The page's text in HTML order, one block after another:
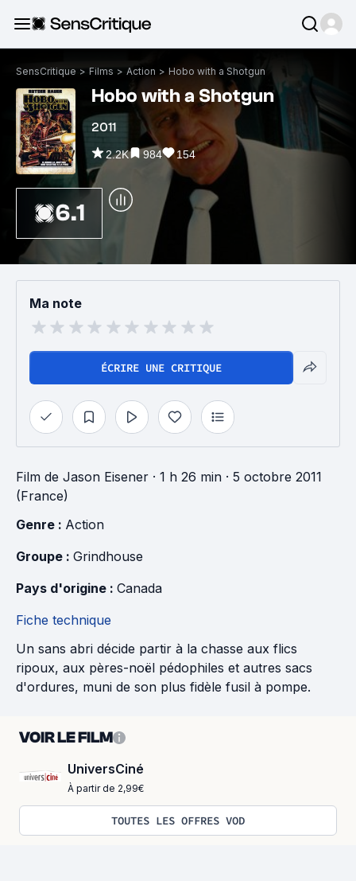
SensCritique > Films > Action > Hobo with a Shotgun
Hobo with a Shotgun
2011
2.2K 984 154
6.1
Ma note
ÉCRIRE UNE CRITIQUE
Film de Jason Eisener · 1 h 26 min · 5 octobre 2011
(France)
Genre : Action
Groupe : Grindhouse
Pays d'origine : Canada
Fiche technique
Un sans abri décide partir à la chasse aux flics
ripoux, aux pères-noël pédophiles et autres sacs
d'ordures, muni de son plus fidèle fusil à pompe.
VOIR LE FILM
UniversCiné
À partir de 2,99€
TOUTES LES OFFRES VOD